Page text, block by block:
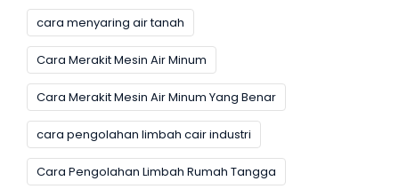
cara menyaring air tanah
Cara Merakit Mesin Air Minum
Cara Merakit Mesin Air Minum Yang Benar
cara pengolahan limbah cair industri
Cara Pengolahan Limbah Rumah Tangga